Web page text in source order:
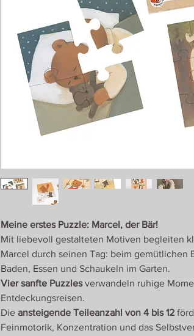
Meine erstes Puzzle: Marcel, der Bär!
Mit liebevoll gestalteten Motiven begleiten
Marcel durch seinen Tag: beim gemütlichen
Baden, Essen und Schaukeln im Garten.
Vier sanfte Puzzlesverwandeln ruhige
Entdeckungsreisen.
Die ansteigende Teileanzahl von 4 bis 12
Feinmotorik, Konzentration und das